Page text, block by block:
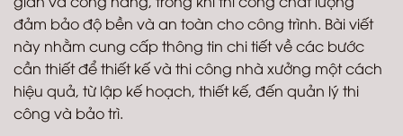
đảm bảo độ bền và an toàn cho công trình. Bài viết
này nhằm cung cấp thông tin chi tiết về các bước
cần thiết để thiết kế và thi công nhà xưởng một cách
hiệu quả, từ lập kế hoạch, thiết kế, đến quản lý thi
công và bảo trì.